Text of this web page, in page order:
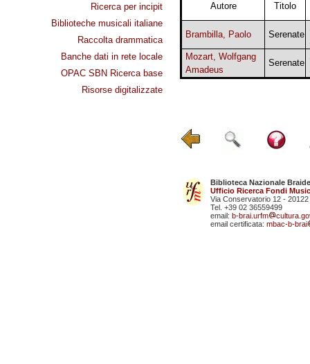
Ricerca per incipit
Biblioteche musicali italiane
Raccolta drammatica
Banche dati in rete locale
OPAC SBN Ricerca base
Risorse digitalizzate
Autore Titolo
Brambilla, Paolo Serenate
Mozart, Wolfgang
Amadeus
Serenate
Biblioteca Nazionale
Ufficio Ricerca Fondi
Via Conservatorio 12 - 20122
Tel. +39 02 36559499
email: b-brai.urfm
email certificata: mbac-b-brai